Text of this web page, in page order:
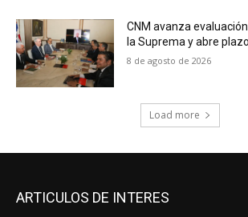
CNM avanza
la Suprema y abre
8 de agosto de 2026
Load more
ARTICULOS DE INTERES